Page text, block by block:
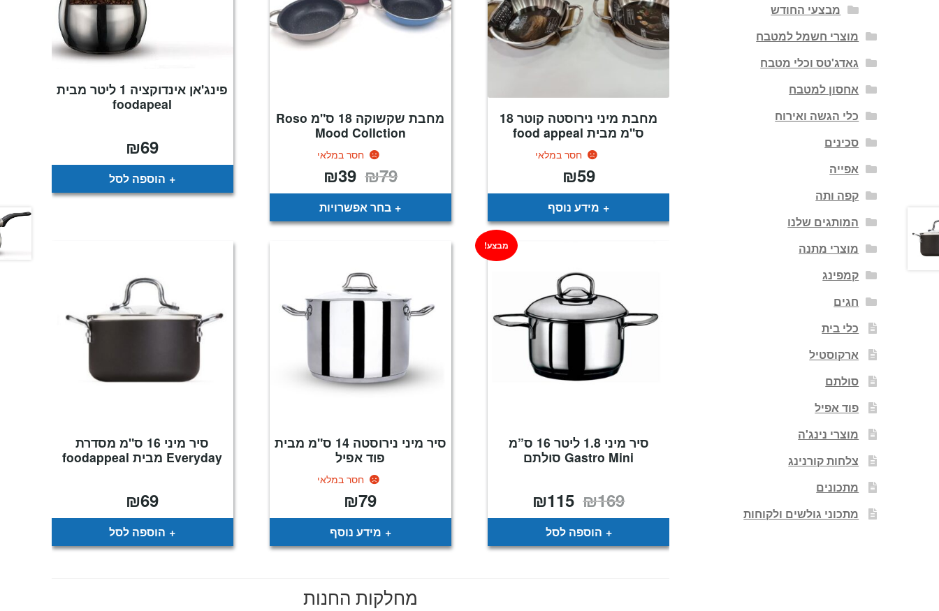
מחבת מיני נירוסטה קוטר 18
ס"מ מבית food appeal
חסר במלאי
₪59
מידע נוסף
מחבת שקשוקה 18 ס"מ Roso
Mood Collction
חסר במלאי
₪79 המחיר
המקורי
היה:
₪39
הוא:
בחר אפשרויות
פינג'אן אינדוקציה 1 ליטר מבית
foodapeal
₪69
הוספה לסל
סיר מיני 1.8 ליטר 16 ס”מ
Gastro Mini סולתם
מבצע!
₪169 המחיר
המקורי
היה:
₪169.
₪115
הוא:
הוספה לסל
סיר מיני נירוסטה 14 ס"מ מבית
פוד אפיל
חסר במלאי
₪79
מידע נוסף
סיר מיני 16 ס"מ מסדרת
Everyday מבית foodappeal
₪69
הוספה לסל
מחלקות החנות
מבצעי החודש
מוצרי חשמל למטבח
גאדג'טס וכלי מטבח
אחסון למטבח
כלי הגשה ואירוח
סכינים
אפייה
קפה ותה
המותגים שלנו
מוצרי מתנה
קמפינג
חגים
כלי בית
ארקוסטיל
סולתם
פוד אפיל
מוצרי נינג'ה
צלחות קורנינג
מתכונים
מתכוני גולשים ולקוחות